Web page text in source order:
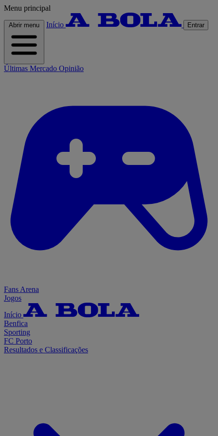
Menu principal
Abrir menu Início Entrar
Últimas Mercado Opinião
Fans Arena
Jogos
Início
Benfica
Sporting
FC Porto
Resultados e Classificações